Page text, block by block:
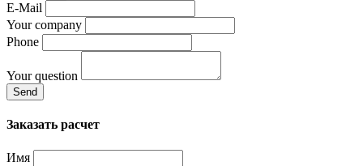
E-Mail
Your company
Phone
Your question
Send
Заказать расчет
Имя